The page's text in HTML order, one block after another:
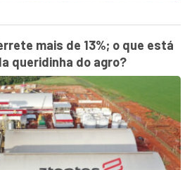
mais de 13%; o que está
queridinha do agro?